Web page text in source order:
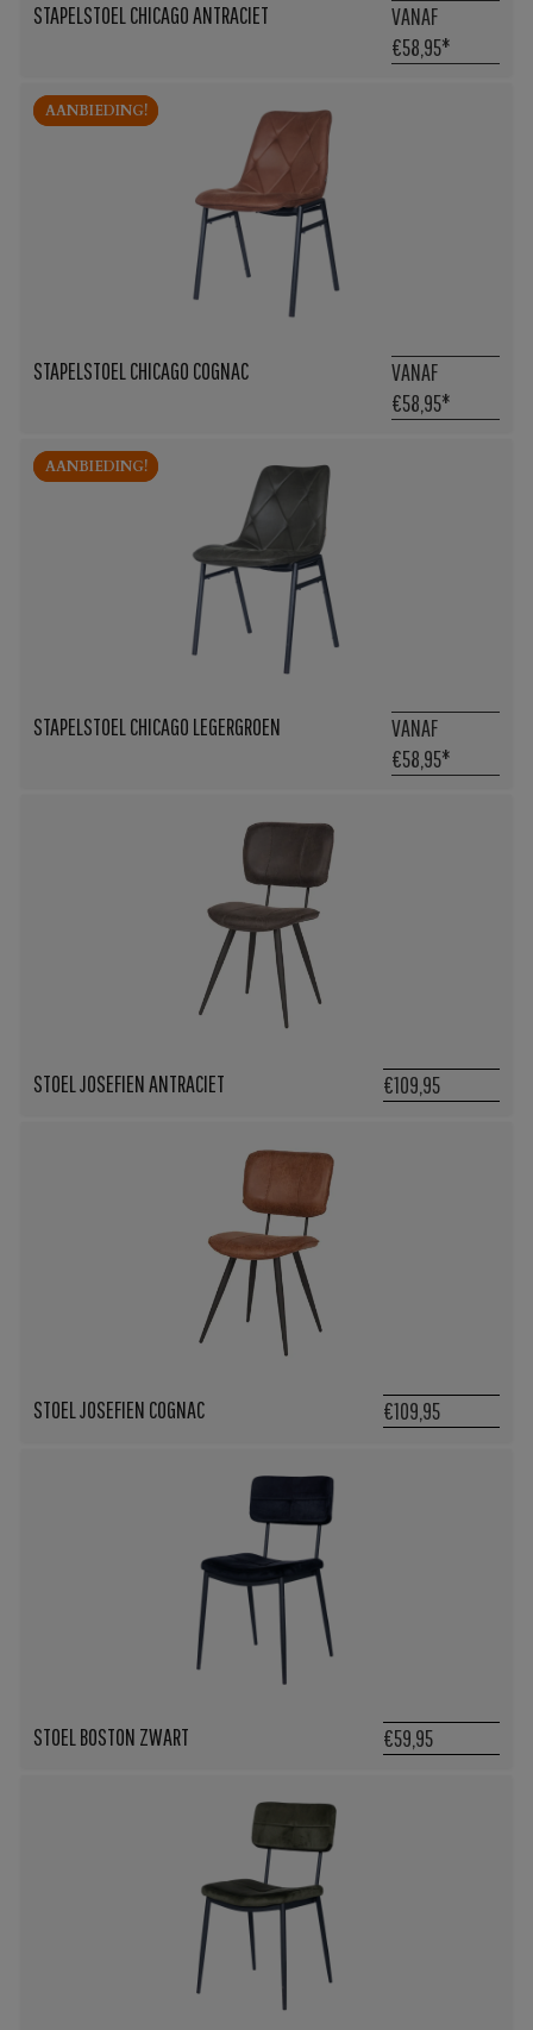
STAPELSTOEL CHICAGO ANTRACIET
VANAF
€58,95*
AANBIEDING!
AANBIEDING!
STAPELSTOEL CHICAGO COGNAC
VANAF
€58,95*
AANBIEDING!
AANBIEDING!
STAPELSTOEL CHICAGO LEGERGROEN
VANAF
€58,95*
STOEL JOSEFIEN ANTRACIET €109,95
STOEL JOSEFIEN COGNAC €109,95
STOEL BOSTON ZWART €59,95